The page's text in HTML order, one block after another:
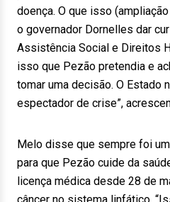
doença. O que isso
o governador Dornelles dar
Assistência Social e Direitos
isso que Pezão pretendia e
tomar uma decisão. O Estado
espectador de crise”,
Melo disse que sempre foi
para que Pezão cuide da
licença médica desde 28 de